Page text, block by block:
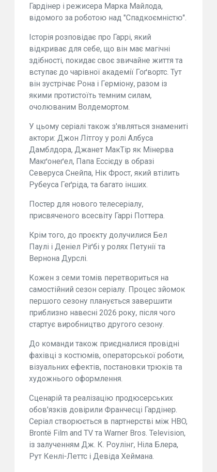
Гардінер і режисера Марка Майлода,
відомого за роботою над "Спадкоємністю".
Історія розповідає про Гаррі, який
відкриває для себе, що він має магічні
здібності, покидає своє звичайне життя та
вступає до чарівної академії Гоґвортс. Тут
він зустрічає Рона і Герміону, разом із
якими протистоїть темним силам,
очолюваним Волдемортом.
У цьому серіалі також з'являться знамениті
актори: Джон Літгоу у ролі Албуса
Дамблдора, Джанет МакТір як Мінерва
Макґонеґел, Папа Ессієду в образі
Северуса Снейпа, Нік Фрост, який втілить
Рубеуса Геґріда, та багато інших.
Постер для нового телесеріалу,
присвяченого всесвіту Гаррі Поттера.
Крім того, до проєкту долучилися Бел
Паулі і Деніел Ріґбі у ролях Петунії та
Вернона Дурслі.
Кожен з семи томів перетвориться на
самостійний сезон серіалу. Процес зйомок
першого сезону планується завершити
приблизно навесні 2026 року, після чого
стартує виробництво другого сезону.
До команди також приєдналися провідні
фахівці з костюмів, операторської роботи,
візуальних ефектів, постановки трюків та
художнього оформлення.
Сценарій та реалізацію продюсерських
обов'язків довірили Франчесці Гардінер.
Серіал створюється в партнерстві між HBO,
Brontë Film and TV та Warner Bros. Television,
із залученням Дж. К. Роулінг, Ніла Блера,
Рут Кенлі-Леттс і Девіда Хеймана.